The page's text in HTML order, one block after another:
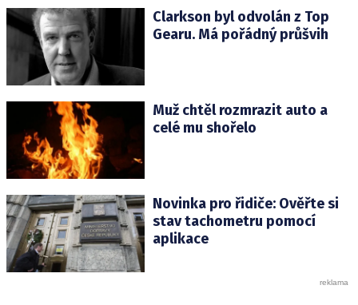
Clarkson byl odvolán z Top
Gearu. Má pořádný průšvih
Muž chtěl rozmrazit auto a
celé mu shořelo
Novinka pro řidiče: Ověřte si
stav tachometru pomocí
aplikace